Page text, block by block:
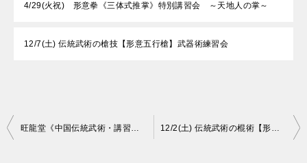
4/29(火祝) 形意拳《三体式推掌》特別講習会 ～天地人の掌～
12/7(土) 伝統武術の槍技【形意五行槍】武器術練習会
投
旺龍堂《中国伝統武術・講習会・オリジナルワーク》12月スケジュール 12/2(土) 伝統武術の棍術【形意梅花棍】武器術練習会